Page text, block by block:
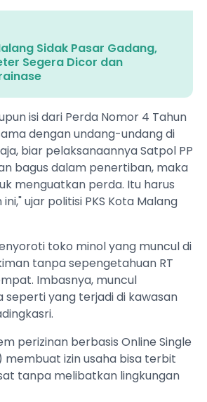
Sidak Pasar Gadang,
Segera Dicor dan
isi dari Perda Nomor 4 Tahun
dengan undang-undang di
biar pelaksanaannya Satpol PP
bagus dalam penertiban, maka
menguatkan perda. Itu harus
ujar politisi PKS Kota Malang
toko minol yang muncul di
tanpa sepengetahuan RT
Imbasnya, muncul
seperti yang terjadi di kawasan
perizinan berbasis Online Single
membuat izin usaha bisa terbit
tanpa melibatkan lingkungan